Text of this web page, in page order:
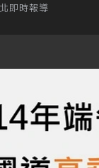
即時報導